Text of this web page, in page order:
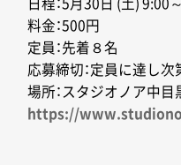
料金：500円
定員：先着８名
応募締切：定員に達し次
場所：スタジオノア中目
https://